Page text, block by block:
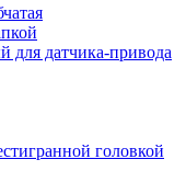
для датчика-привода
головкой